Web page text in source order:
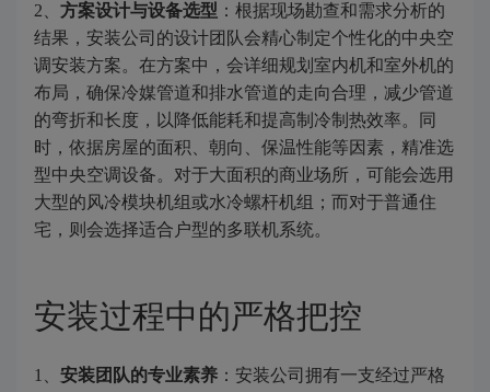
2、 方案设计与设备选型 ：根据现场勘查和需求分析的
结果，安装公司的设计团队会精心制定个性化的中央空
调安装方案。在方案中，会详细规划室内机和室外机的
布局，确保冷媒管道和排水管道的走向合理，减少管道
的弯折和长度，以降低能耗和提高制冷制热效率。同
时，依据房屋的面积、朝向、保温性能等因素，精准选
型中央空调设备。对于大面积的商业场所，可能会选用
大型的风冷模块机组或水冷螺杆机组；而对于普通住
宅，则会选择适合户型的多联机系统。
安装过程中的严格把控
1、 安装团队的专业素养 ：安装公司拥有一支经过严格